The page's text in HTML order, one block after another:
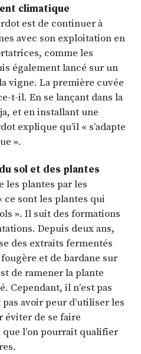
climatique
est de continuer à
avec son exploitation en
comme les
également lancé sur un
vigne. La première cuvée
t-il. En se lançant dans la
et en installant une
explique qu’il « s’adapte
».
sol et des plantes
les plantes par les
ce sont les plantes qui
». Il suit des formations
Depuis deux ans,
des extraits fermentés
et de bardane sur
de ramener la plante
Cependant, il n’est pas
avoir peur d’utiliser les
de se faire
l’on pourrait qualifier